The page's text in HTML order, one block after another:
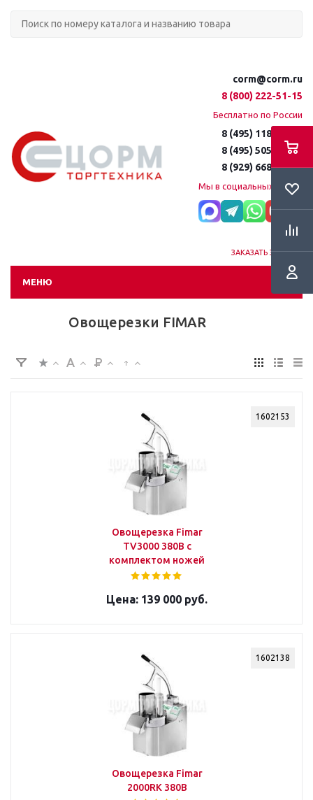
corm@corm.ru
8 (800) 222-51-15
Бесплатно по России
8 (495) 118-61-16
8 (495) 505-51-15
8 (929) 668-95-35
Мы в социальных сетях:
ЗАКАЗАТЬ ЗВОНОК
МЕНЮ
Овощерезки FIMAR
1602153
Овощерезка Fimar
TV3000 380В с
комплектом ножей
139 000 руб.
1602138
Овощерезка Fimar
2000RK 380В